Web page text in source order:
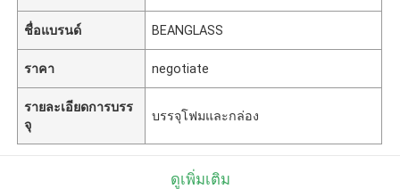
ชื่อแบรนด์ BEANGLASS
ราคา negotiate
รายละเอียดการบรร
จุ
บรรจุโฟมและกล่อง
ดูเพิ่มเติม